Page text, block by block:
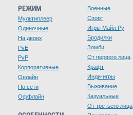
РЕЖИМ
Мультиплеер
Одиночные
На двоих
PvE
PvP
Корпоративные
Онлайн
По сети
Оффлайн
Военные
Спорт
Игры Майл.Ру
Бродилки
Зомби
От первого лица
Крафт
Инди-игры
Выживание
Казуальные
От третьего лица